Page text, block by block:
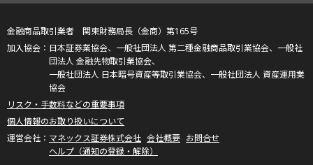
金融商品取引業者 関東財務局長（金商）第165号
日本証券業協会、一般社団法人 第二種金融商品取引業協会、一般社
団法人 金融先物取引業協会、
一般社団法人 日本暗号資産等取引業協会、一般社団法人 資産運用業
協会
リスク・手数料などの重要事項
個人情報のお取り扱いについて
マネックス証券株式会社 会社概要 お問合せ
ヘルプ（通知の登録・解除）